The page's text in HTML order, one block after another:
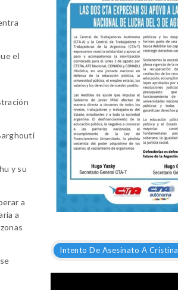
el
y su
a
a
Intento De Asesinato A Cristina